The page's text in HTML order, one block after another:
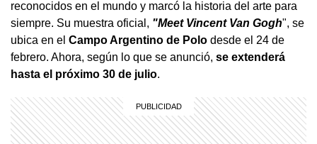
reconocidos en el mundo y marcó la historia del arte para
siempre. Su muestra oficial, "Meet Vincent Van Gogh", se
ubica en el Campo Argentino de Polo desde el 24 de
febrero. Ahora, según lo que se anunció, se extenderá
hasta el próximo 30 de julio.